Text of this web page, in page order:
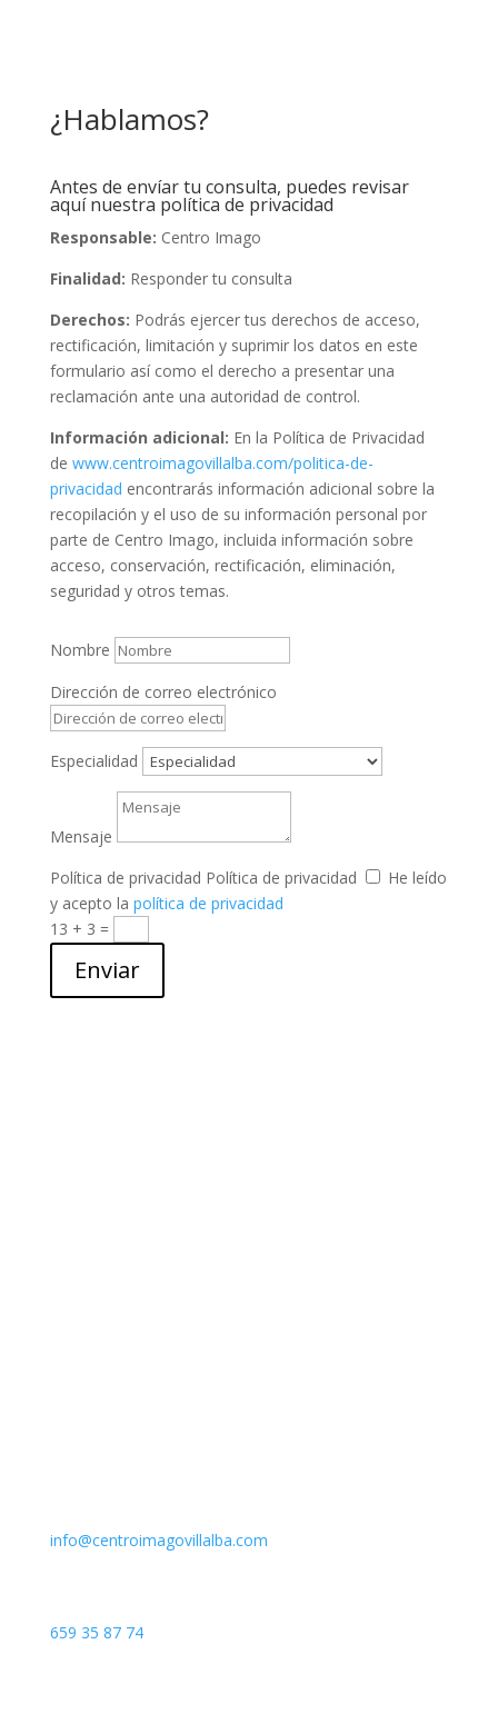
¿Hablamos?
Antes de envíar tu consulta, puedes revisar
aquí nuestra política de privacidad
Responsable: Centro Imago
Finalidad: Responder tu consulta
Derechos: Podrás ejercer tus derechos de acceso,
rectificación, limitación y suprimir los datos en este
formulario así como el derecho a presentar una
reclamación ante una autoridad de control.
Información adicional: En la Política de Privacidad
de www.centroimagovillalba.com/politica-de-
privacidad encontrarás información adicional sobre la
recopilación y el uso de su información personal por
parte de Centro Imago, incluida información sobre
acceso, conservación, rectificación, eliminación,
seguridad y otros temas.
Nombre
Dirección de correo electrónico
Especialidad
Mensaje
Política de privacidad Política de privacidad
He leído
y acepto la política de privacidad
13 + 3 =
Enviar
info@centroimagovillalba.com
659 35 87 74